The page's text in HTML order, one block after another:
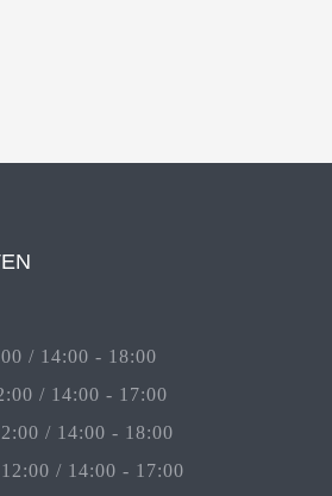
/ 14:00 - 18:00
/ 14:00 - 17:00
/ 14:00 - 18:00
/ 14:00 - 17:00